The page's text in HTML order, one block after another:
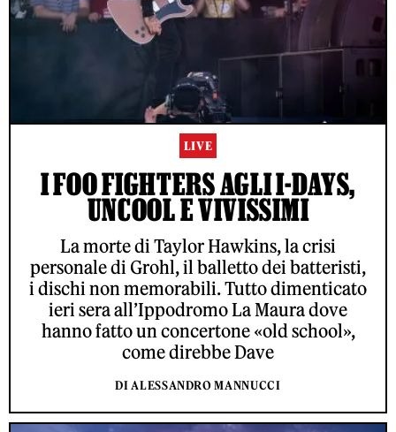
LIVE
I FOO FIGHTERS AGLI I-DAYS,
UNCOOL E VIVISSIMI
La morte di Taylor Hawkins, la crisi
personale di Grohl, il balletto dei batteristi,
i dischi non memorabili. Tutto dimenticato
ieri sera all’Ippodromo La Maura dove
hanno fatto un concertone «old school»,
come direbbe Dave
DI ALESSANDRO MANNUCCI